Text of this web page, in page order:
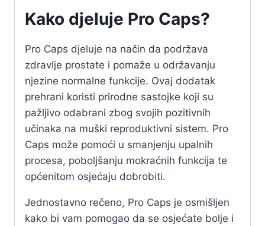
Kako djeluje Pro Caps?
Pro Caps djeluje na način da podržava
zdravlje prostate i pomaže u održavanju
njezine normalne funkcije. Ovaj dodatak
prehrani koristi prirodne sastojke koji su
pažljivo odabrani zbog svojih pozitivnih
učinaka na muški reproduktivni sistem. Pro
Caps može pomoći u smanjenju upalnih
procesa, poboljšanju mokraćnih funkcija te
općenitom osjećaju dobrobiti.
Jednostavno rečeno, Pro Caps je osmišljen
kako bi vam pomogao da se osjećate bolje i